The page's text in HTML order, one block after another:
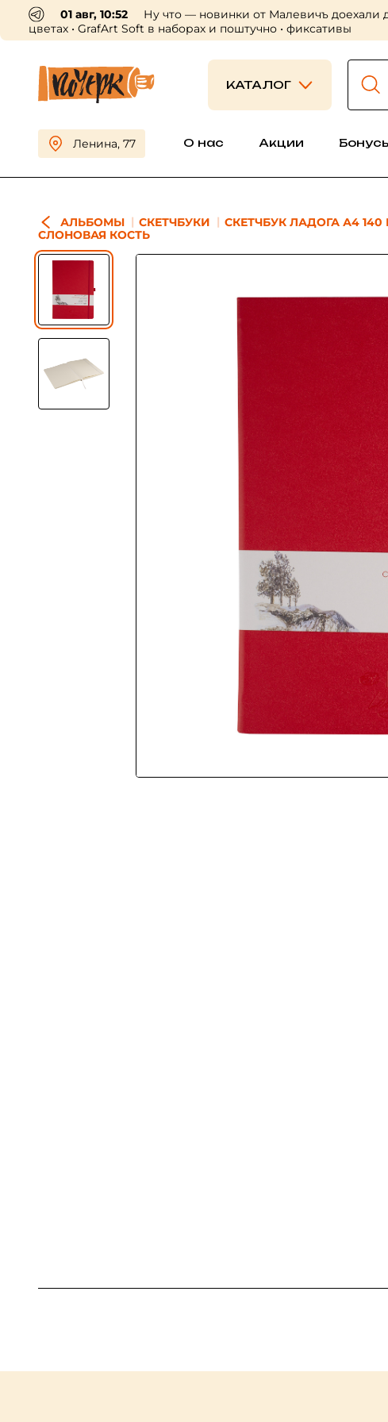
01 авг, 10:52
Ну что — новинки от Малевичъ доехали
цветах • GrafArt Soft в наборах и поштучно • фиксативы
КАТАЛОГ
Ленина, 77 О нас Акции
АЛЬБОМЫ СКЕТЧБУКИ
СКЕТЧБУК ЛАДОГА А4
СЛОНОВАЯ КОСТЬ